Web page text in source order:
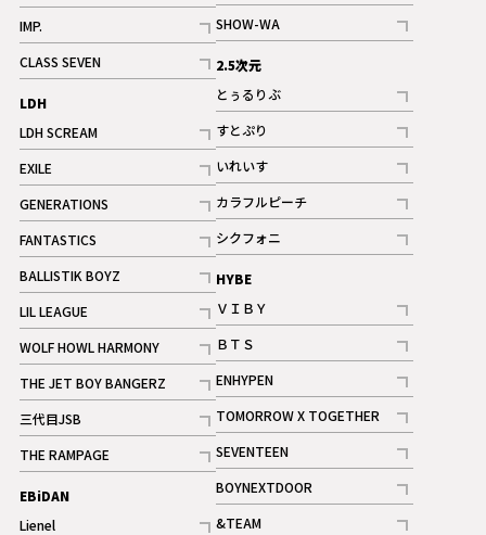
記事
IMP.
記事
CLASS SEVEN
記事
LDH
LDH SCREAM
記事
EXILE
記事
GENERATIONS
記事
FANTASTICS
記事
BALLISTIK BOYZ
記事
LIL LEAGUE
記事
WOLF HOWL HARMONY
記事
THE JET BOY BANGERZ
記事
三代目JSB
記事
THE RAMPAGE
記事
ギャラリー
EBiDAN
Lienel
記事
SHOW-WA
記事
2.5次元
とぅるりぶ
記事
すとぷり
記事
ギャラリー
いれいす
記事
ギャラリー
カラフルピーチ
記事
シクフォニ
記事
HYBE
ＶＩＢＹ
記事
ＢＴＳ
記事
ENHYPEN
記事
TOMORROW X TOGETHER
記事
ギャラリー
SEVENTEEN
記事
BOYNEXTDOOR
記事
&TEAM